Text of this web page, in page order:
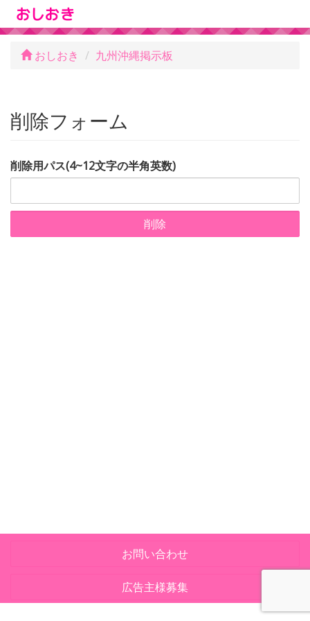
おしおき 九州沖縄掲示板
削除フォーム
削除用パス(4~12文字の半角英数)
削除
お問い合わせ
広告主様募集